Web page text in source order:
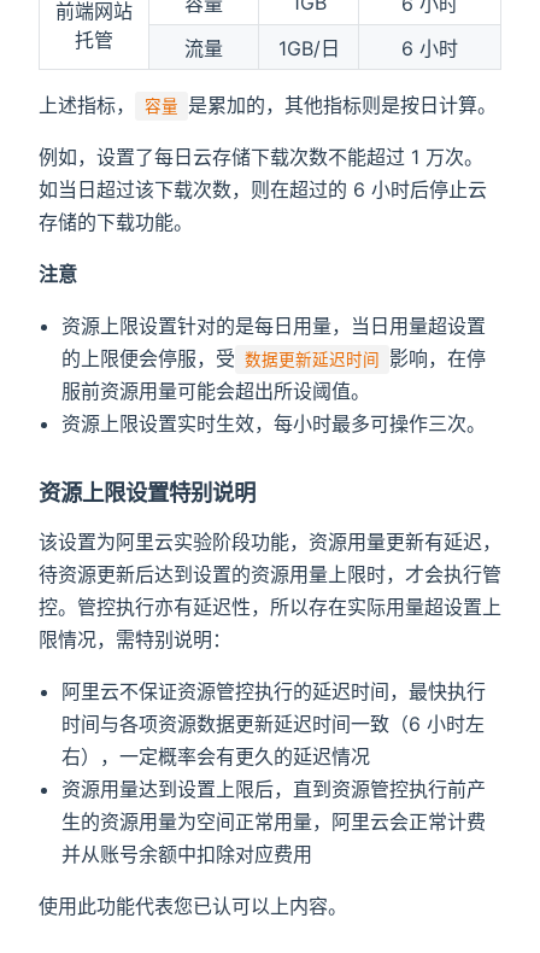
前端网站
托管
流量
1GB/日 6 小时
上述指标， 容量 是累加的，其他指标则是按日计算。
例如，设置了每日云存储下载次数不能超过 1 万次。
如当日超过该下载次数，则在超过的 6 小时后停止云
存储的下载功能。
注意
资源上限设置针对的是每日用量，当日用量超设置
的上限便会停服，受 数据更新延迟时间
影响，在停
服前资源用量可能会超出所设阈值。
资源上限设置实时生效，每小时最多可操作三次。
资源上限设置特别说明
该设置为阿里云实验阶段功能，资源用量更新有延迟，
待资源更新后达到设置的资源用量上限时，才会执行管
控。管控执行亦有延迟性，所以存在实际用量超设置上
限情况，需特别说明：
阿里云不保证资源管控执行的延迟时间，最快执行
时间与各项资源数据更新延迟时间一致（6 小时左
右），一定概率会有更久的延迟情况
资源用量达到设置上限后，直到资源管控执行前产
生的资源用量为空间正常用量，阿里云会正常计费
并从账号余额中扣除对应费用
使用此功能代表您已认可以上内容。